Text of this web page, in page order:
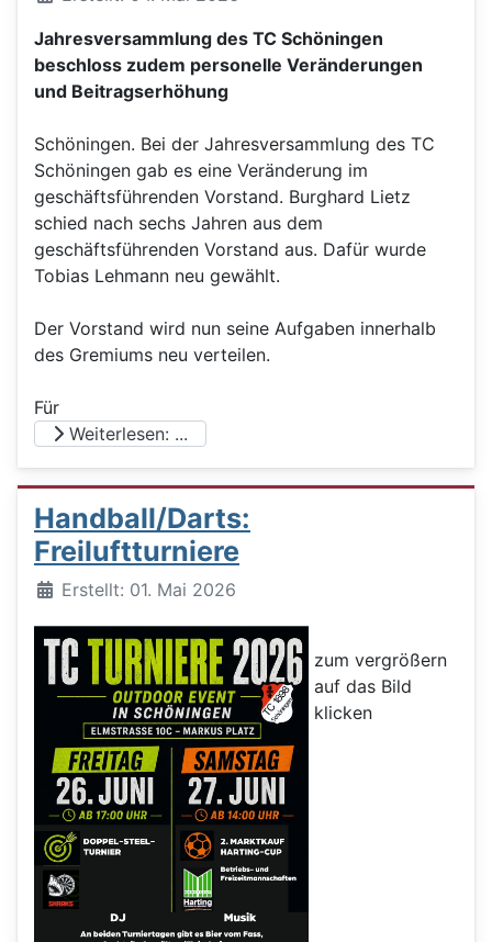
Jahresversammlung des TC Schöningen
beschloss zudem personelle Veränderungen
und Beitragserhöhung
Schöningen. Bei der Jahresversammlung des TC
Schöningen gab es eine Veränderung im
geschäftsführenden Vorstand. Burghard Lietz
schied nach sechs Jahren aus dem
geschäftsführenden Vorstand aus. Dafür wurde
Tobias Lehmann neu gewählt.
Der Vorstand wird nun seine Aufgaben innerhalb
des Gremiums neu verteilen.
Für
Weiterlesen: ...
Handball/Darts:
Freiluftturniere
DetailsErstellt: 01. Mai 2026
zum vergrößern
auf das Bild
klicken